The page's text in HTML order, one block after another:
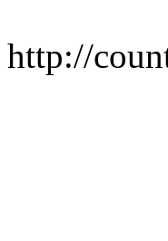
http://